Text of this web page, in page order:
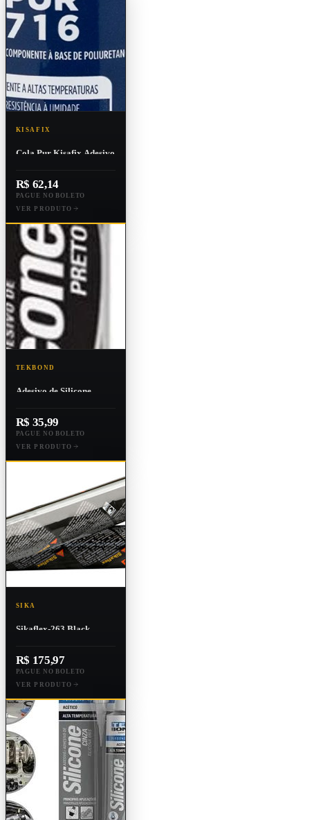
KISAFIX
Cola Pur Kisafix Adesivo
R$ 62,14
PAGUE NO BOLETO
VER PRODUTO
TEKBOND
Adesivo de Silicone
R$ 35,99
PAGUE NO BOLETO
VER PRODUTO
SIKA
Sikaflex-263 Black
Para Veículos e
Embarcações
R$ 175,97
PAGUE NO BOLETO
VER PRODUTO